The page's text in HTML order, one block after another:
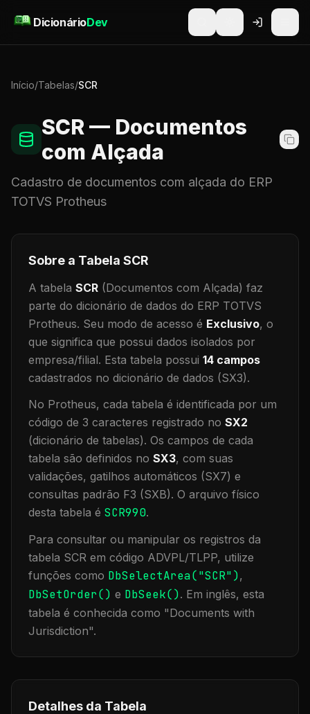
DicionárioDev
Início/Tabelas/SCR
SCR — Documentos
com Alçada
Cadastro de documentos com alçada do ERP
TOTVS Protheus
Sobre a Tabela SCR
A tabela SCR (Documentos com Alçada) faz
parte do dicionário de dados do ERP TOTVS
Protheus. Seu modo de acesso é Exclusivo, o
que significa que possui dados isolados por
empresa/filial. Esta tabela possui 14 campos
cadastrados no dicionário de dados (SX3).
No Protheus, cada tabela é identificada por um
código de 3 caracteres registrado no SX2
(dicionário de tabelas). Os campos de cada
tabela são definidos no SX3, com suas
validações, gatilhos automáticos (SX7) e
consultas padrão F3 (SXB). O arquivo físico
desta tabela é SCR990.
Para consultar ou manipular os registros da
tabela SCR em código ADVPL/TLPP, utilize
funções como DbSelectArea("SCR"),
DbSetOrder() e DbSeek(). Em inglês, esta
tabela é conhecida como "Documents with
Jurisdiction".
Detalhes da Tabela